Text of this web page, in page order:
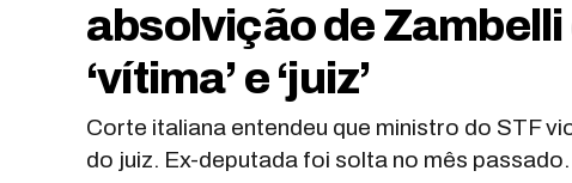
absolvição de Zambelli
‘vítima’ e ‘juiz’
Corte italiana entendeu que ministro do STF
do juiz. Ex-deputada foi solta no mês passado.